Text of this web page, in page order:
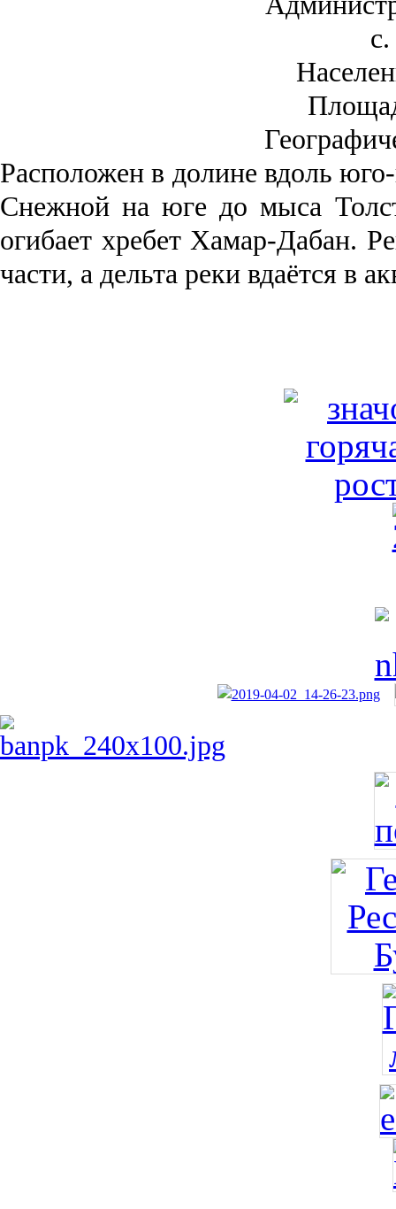
Рас­положен в долине вдоль
Снежной на юге до мыса
огибает хребет Хамар-Дабан.
части, а дельта реки вда­ётся в